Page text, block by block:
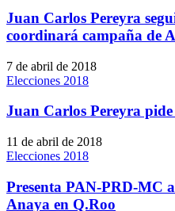
Juan Carlos Pereyra
coordinará campaña de
7 de abril de 2018
Elecciones 2018
Juan Carlos Pereyra
11 de abril de 2018
Elecciones 2018
Presenta PAN-PRD-MC
Anaya en Q.Roo